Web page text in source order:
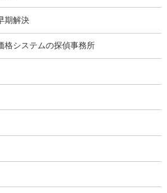
解決
格システムの探偵事務所